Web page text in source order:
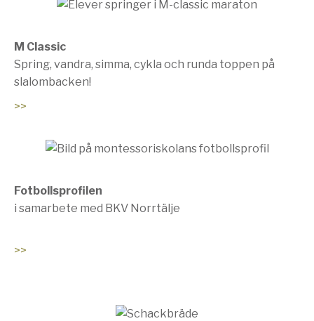
M Classic
Spring, vandra, simma, cykla och runda toppen på
slalombacken!
>>
Fotbollsprofilen
i samarbete med BKV Norrtälje
>>